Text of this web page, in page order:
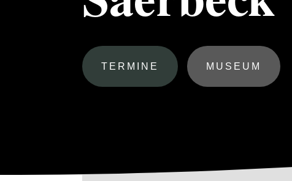
TERMINE MUSEUM